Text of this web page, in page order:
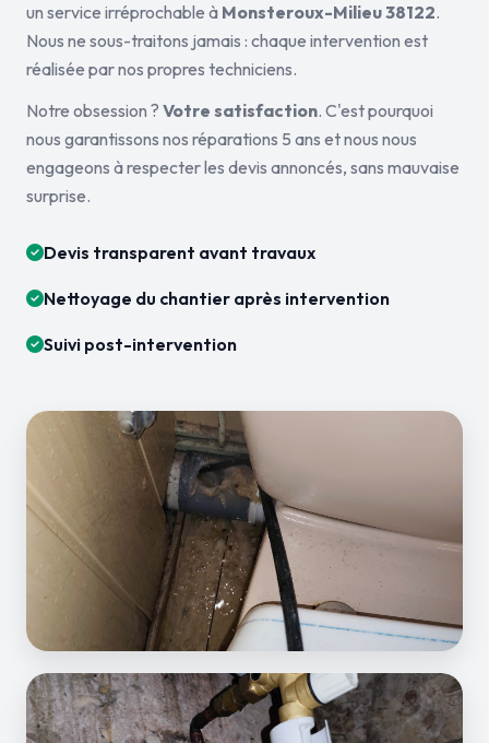
un service irréprochable à Monsteroux-Milieu 38122.
Nous ne sous-traitons jamais : chaque intervention est
réalisée par nos propres techniciens.
Notre obsession ? Votre satisfaction. C'est pourquoi
nous garantissons nos réparations 5 ans et nous nous
engageons à respecter les devis annoncés, sans mauvaise
surprise.
Devis transparent avant travaux
Nettoyage du chantier après intervention
Suivi post-intervention